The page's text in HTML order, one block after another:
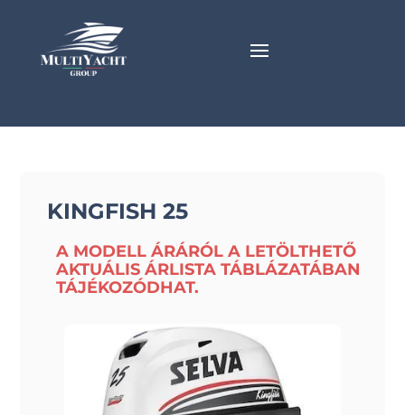
KINGFISH 25
A MODELL ÁRÁRÓL A LETÖLTHETŐ
AKTUÁLIS ÁRLISTA TÁBLÁZATÁBAN
TÁJÉKOZÓDHAT.